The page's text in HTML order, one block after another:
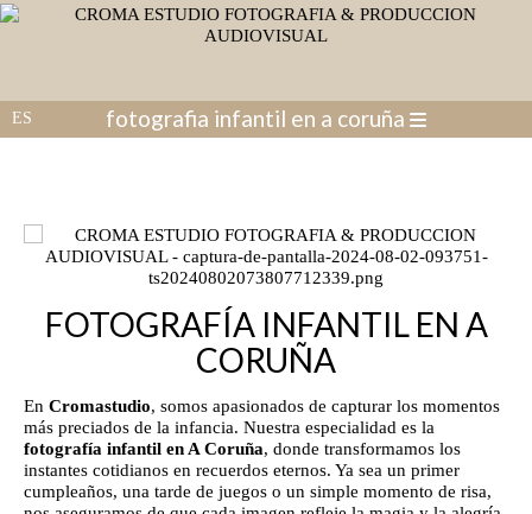
fotografia infantil en a coruña
FOTOGRAFÍA INFANTIL EN A
CORUÑA
En Cromastudio, somos apasionados de capturar los momentos
más preciados de la infancia. Nuestra especialidad es la
fotografía infantil en A Coruña, donde transformamos los
instantes cotidianos en recuerdos eternos. Ya sea un primer
cumpleaños, una tarde de juegos o un simple momento de risa,